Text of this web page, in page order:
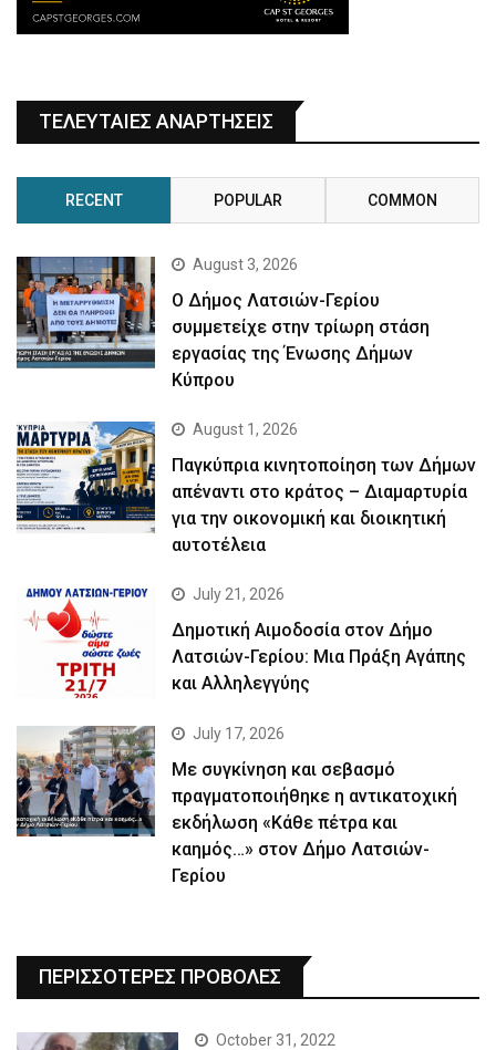
ΤΕΛΕΥΤΑΙΕΣ ΑΝΑΡΤΗΣΕΙΣ
RECENT POPULAR COMMON
August 3, 2026
Ο Δήμος Λατσιών-Γερίου
συμμετείχε στην τρίωρη στάση
εργασίας της Ένωσης Δήμων
Κύπρου
August 1, 2026
Παγκύπρια κινητοποίηση των Δήμων
απέναντι στο κράτος – Διαμαρτυρία
για την οικονομική και διοικητική
αυτοτέλεια
July 21, 2026
Δημοτική Αιμοδοσία στον Δήμο
Λατσιών-Γερίου: Μια Πράξη Αγάπης
και Αλληλεγγύης
July 17, 2026
Με συγκίνηση και σεβασμό
πραγματοποιήθηκε η αντικατοχική
εκδήλωση «Κάθε πέτρα και
καημός…» στον Δήμο Λατσιών-
Γερίου
ΠΕΡΙΣΣΟΤΕΡΕΣ ΠΡΟΒΟΛΕΣ
October 31, 2022